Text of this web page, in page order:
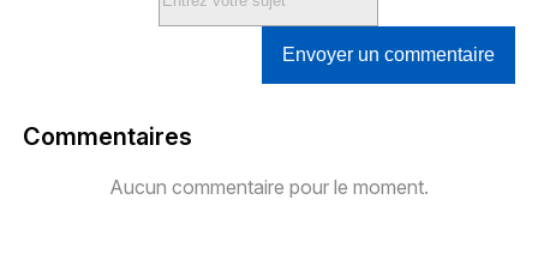
Envoyer un commentaire
Commentaires
Aucun commentaire pour le moment.